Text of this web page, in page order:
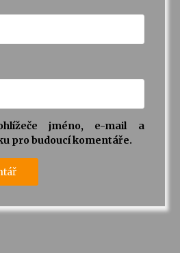
jméno, e-mail a
pro budoucí komentáře.